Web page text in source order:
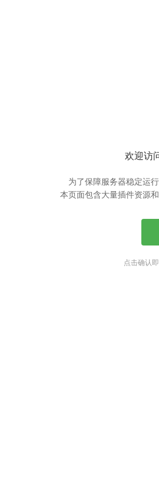
欢迎访
为了保障服务器稳定运
本页面包含大量插件资源
点击确认